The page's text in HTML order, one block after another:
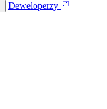
Deweloperzy